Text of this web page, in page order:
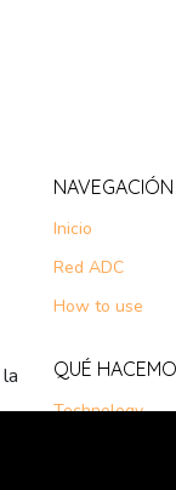
NAVEGACIÓN
Inicio
Red ADC
How to use
QUÉ
Technology